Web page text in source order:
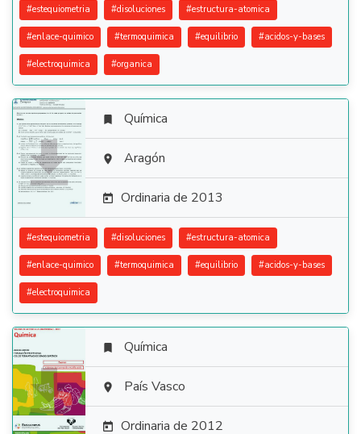
#estequiometria #disoluciones #estructura-atomica
#enlace-quimico #termoquimica #equilibrio #acidos-y-bases
#electroquimica #organica

 Química
 Aragón
 Ordinaria de 2013
#estequiometria #disoluciones #estructura-atomica
#enlace-quimico #termoquimica #equilibrio #acidos-y-bases
#electroquimica

 Química
 País Vasco
 Ordinaria de 2012